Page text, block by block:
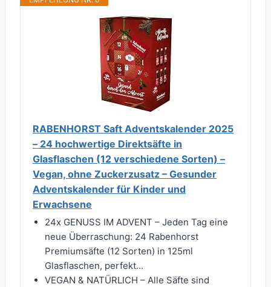
RABENHORST Saft Adventskalender 2025
– 24 hochwertige Direktsäfte in
Glasflaschen (12 verschiedene Sorten) –
Vegan, ohne Zuckerzusatz – Gesunder
Adventskalender für Kinder und
Erwachsene
24x GENUSS IM ADVENT – Jeden Tag eine
neue Überraschung: 24 Rabenhorst
Premiumsäfte (12 Sorten) in 125ml
Glasflaschen, perfekt...
VEGAN & NATÜRLICH – Alle Säfte sind